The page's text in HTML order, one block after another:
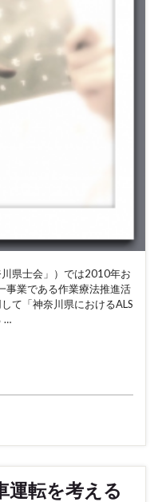
県士会」）では2010年お
事業である作業療法推進活
て「神奈川県におけるALS
…
運転を考える